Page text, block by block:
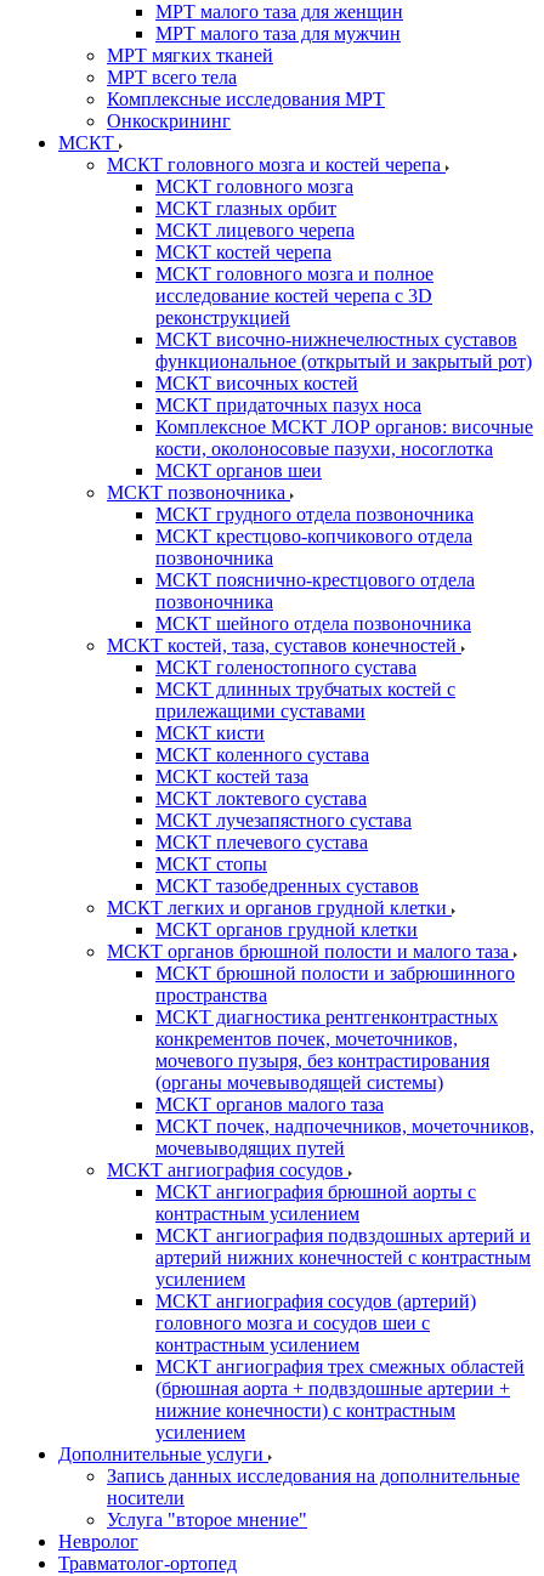
МРТ малого таза для женщин
МРТ малого таза для мужчин
МРТ мягких тканей
МРТ всего тела
Комплексные исследования МРТ
Онкоскрининг
МСКТ
МСКТ головного мозга и костей черепа
МСКТ головного мозга
МСКТ глазных орбит
МСКТ лицевого черепа
МСКТ костей черепа
МСКТ головного мозга и полное
исследование костей черепа с 3D
реконструкцией
МСКТ височно-нижнечелюстных суставов
функциональное (открытый и закрытый рот)
МСКТ височных костей
МСКТ придаточных пазух носа
Комплексное МСКТ ЛОР органов: височные
кости, околоносовые пазухи, носоглотка
МСКТ органов шеи
МСКТ позвоночника
МСКТ грудного отдела позвоночника
МСКТ крестцово-копчикового отдела
позвоночника
МСКТ пояснично-крестцового отдела
позвоночника
МСКТ шейного отдела позвоночника
МСКТ костей, таза, суставов конечностей
МСКТ голеностопного сустава
МСКТ длинных трубчатых костей с
прилежащими суставами
МСКТ кисти
МСКТ коленного сустава
МСКТ костей таза
МСКТ локтевого сустава
МСКТ лучезапястного сустава
МСКТ плечевого сустава
МСКТ стопы
МСКТ тазобедренных суставов
МСКТ легких и органов грудной клетки
МСКТ органов грудной клетки
МСКТ органов брюшной полости и малого таза
МСКТ брюшной полости и забрюшинного
пространства
МСКТ диагностика рентгенконтрастных
конкрементов почек, мочеточников,
мочевого пузыря, без контрастирования
(органы мочевыводящей системы)
МСКТ органов малого таза
МСКТ почек, надпочечников, мочеточников,
мочевыводящих путей
МСКТ ангиография сосудов
МСКТ ангиография брюшной аорты с
контрастным усилением
МСКТ ангиография подвздошных артерий и
артерий нижних конечностей с контрастным
усилением
МСКТ ангиография сосудов (артерий)
головного мозга и сосудов шеи с
контрастным усилением
МСКТ ангиография трех смежных областей
(брюшная аорта + подвздошные артерии +
нижние конечности) с контрастным
усилением
Дополнительные услуги
Запись данных исследования на дополнительные
носители
Услуга "второе мнение"
Невролог
Травматолог-ортопед